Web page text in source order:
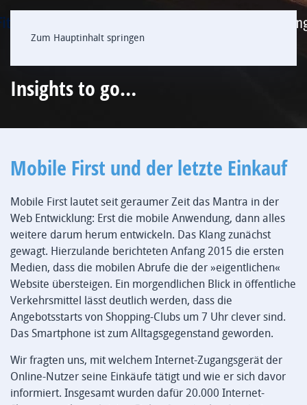
Zum Hauptinhalt springen
Insights to go…
Mobile First und der letzte Einkauf
Mobile First lautet seit geraumer Zeit das Mantra in der
Web Entwicklung: Erst die mobile Anwendung, dann alles
weitere darum herum entwickeln. Das Klang zunächst
gewagt. Hierzulande berichteten Anfang 2015 die ersten
Medien, dass die mobilen Abrufe die der »eigentlichen«
Website übersteigen. Ein morgendlichen Blick in öffentliche
Verkehrsmittel lässt deutlich werden, dass die
Angebotsstarts von Shopping-Clubs um 7 Uhr clever sind.
Das Smartphone ist zum Alltagsgegenstand geworden.
Wir fragten uns, mit welchem Internet-Zugangsgerät der
Online-Nutzer seine Einkäufe tätigt und wie er sich davor
informiert. Insgesamt wurden dafür 20.000 Internet-